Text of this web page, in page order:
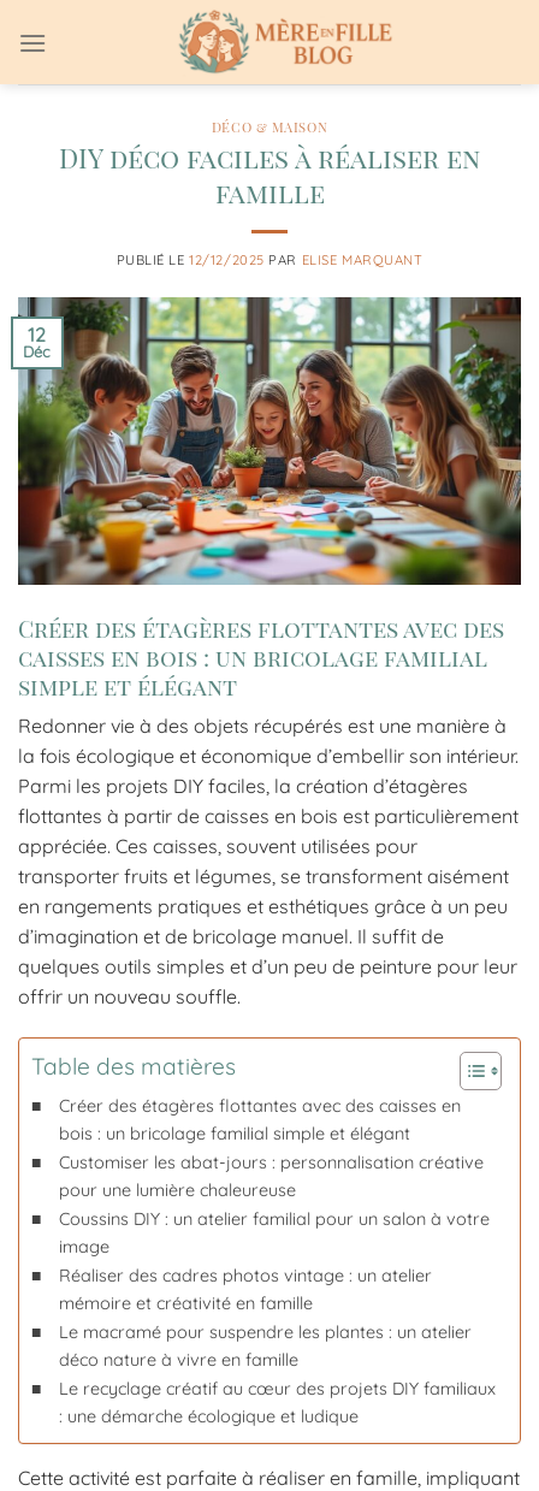
au
DÉCO & MAISON
DIY déco faciles à réaliser en
famille
PUBLIÉ LE12/12/2025 PAR ELISE MARQUANT
12
Déc
Créer des étagères flottantes avec des
caisses en bois : un bricolage familial
simple et élégant
Redonner vie à des objets récupérés est une manière à
la fois écologique et économique d’embellir son intérieur.
Parmi les projets DIY faciles, la création d’étagères
flottantes à partir de caisses en bois est particulièrement
appréciée. Ces caisses, souvent utilisées pour
transporter fruits et légumes, se transforment aisément
en rangements pratiques et esthétiques grâce à un peu
d’imagination et de bricolage manuel. Il suffit de
quelques outils simples et d’un peu de peinture pour leur
offrir un nouveau souffle.
Table des matières
Créer des étagères flottantes avec des caisses en
bois : un bricolage familial simple et élégant
Customiser les abat-jours : personnalisation créative
pour une lumière chaleureuse
Coussins DIY : un atelier familial pour un salon à votre
image
Réaliser des cadres photos vintage : un atelier
mémoire et créativité en famille
Le macramé pour suspendre les plantes : un atelier
déco nature à vivre en famille
Le recyclage créatif au cœur des projets DIY familiaux
: une démarche écologique et ludique
Cette activité est parfaite à réaliser en famille, impliquant